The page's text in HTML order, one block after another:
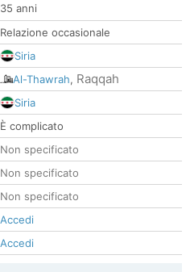
35 anni
Relazione occasionale
Siria
Al-Thawrah, Raqqah
Siria
È complicato
Non specificato
Non specificato
Non specificato
Accedi
Accedi